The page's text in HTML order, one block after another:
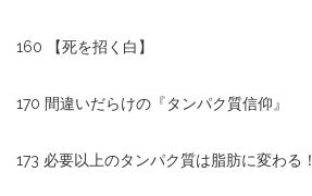
160 【死を招く白】
170 間違いだらけの『タンパク質信仰』
173 必要以上のタンパク質は脂肪に変わる！